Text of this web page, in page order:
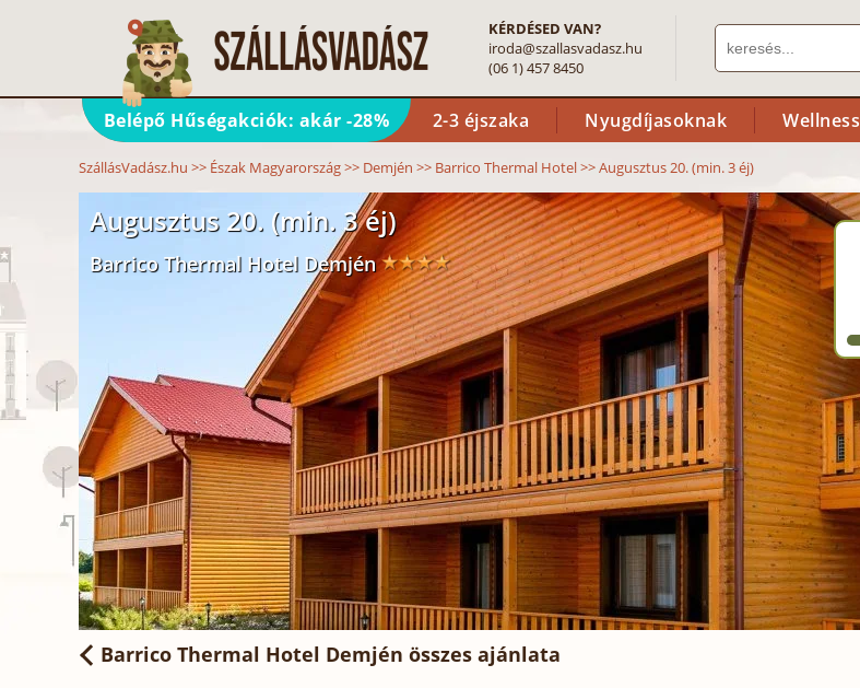
KÉRDÉSED VAN?
iroda@szallasvadasz.hu
(06 1) 457 8450
Belépő Hűségakciók: akár -28% 2-3 éjszaka Nyugdíjasoknak Wellness
SzállásVadász.hu >> Észak Magyarország>> Demjén >> Barrico Thermal Hotel>>Augusztus 20. (min. 3 éj)
Augusztus 20. (min. 3 éj)
Barrico Thermal Hotel Demjén
Barrico Thermal Hotel Demjén összes ajánlata